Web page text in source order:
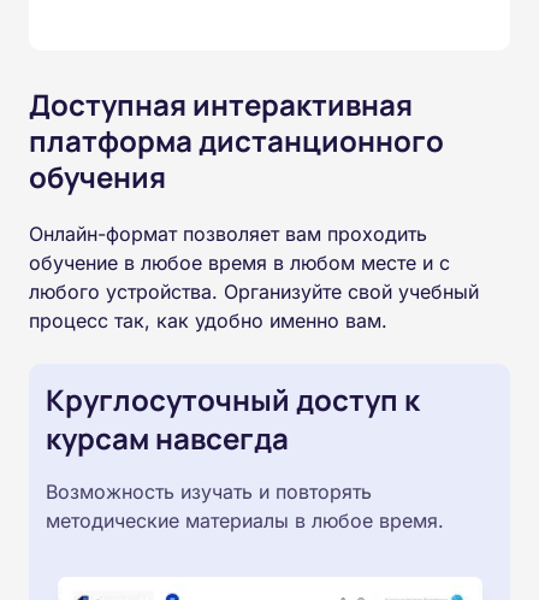
Доступная интерактивная
платформа дистанционного
обучения
Онлайн-формат позволяет вам проходить
обучение в любое время в любом месте и с
любого устройства. Организуйте свой учебный
процесс так, как удобно именно вам.
Круглосуточный доступ к
курсам навсегда
Возможность изучать и повторять
методические материалы в любое время.